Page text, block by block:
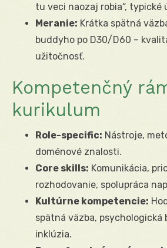
tu veci naozaj robia“, typické
Meranie: Krátka spätná
buddyho po D30/D60 –
užitočnosť.
Kompetenčný
kurikulum
Role-specific: Nástroje,
doménové znalosti.
Core skills: Komunikácia,
rozhodovanie, spolupráca
Kultúrne kompetencie:
spätná väzba, psychologická
inklúzia.